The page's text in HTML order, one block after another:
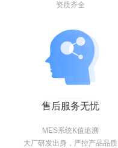
资质齐全
售后服务无忧
MES系统K值追溯
大厂研发出身，严控产品品质